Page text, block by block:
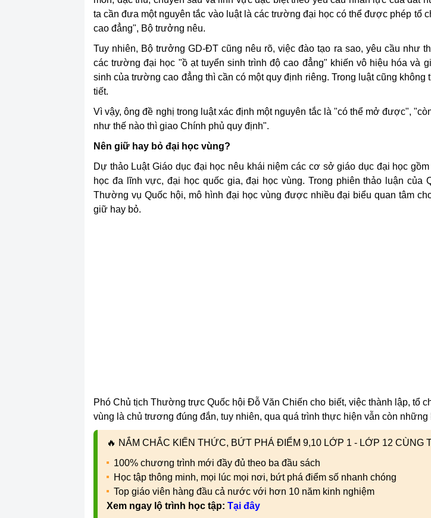
ta cần đưa một nguyên tắc vào luật là các trường đại học có thể được phép tổ
cao đẳng", Bộ trưởng nêu.
Tuy nhiên, Bộ trưởng GD-ĐT cũng nêu rõ, việc đào tạo ra sao, yêu cầu như
các trường đại học "ồ ạt tuyển sinh trình độ cao đẳng" khiến vô hiệu hóa và
sinh của trường cao đẳng thì cần có một quy định riêng. Trong luật cũng không
tiết.
Vì vậy, ông đề nghị trong luật xác định một nguyên tắc là "có thể mở được",
như thế nào thì giao Chính phủ quy định".
Nên giữ hay bỏ đại học vùng?
Dự thảo Luật Giáo dục đại học nêu khái niệm các cơ sở giáo dục đại học
học đa lĩnh vực, đại học quốc gia, đại học vùng. Trong phiên thảo luận của
Thường vụ Quốc hội, mô hình đại học vùng được nhiều đại biểu quan tâm
giữ hay bỏ.
Phó Chủ tịch Thường trực Quốc hội Đỗ Văn Chiến cho biết, việc thành lập, tổ
vùng là chủ trương đúng đắn, tuy nhiên, qua quá trình thực hiện vẫn còn những
🔥 NẮM CHẮC KIẾN THỨC, BỨT PHÁ ĐIỂM 9,10 LỚP 1 - LỚP 12 CÙNG
100% chương trình mới đầy đủ theo ba đầu sách
Học tập thông minh, mọi lúc mọi nơi, bứt phá điểm số nhanh chóng
Top giáo viên hàng đầu cả nước với hơn 10 năm kinh nghiệm
Xem ngay lộ trình học tập: Tại đây